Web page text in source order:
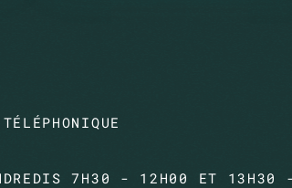
7H30 - 12H00 ET